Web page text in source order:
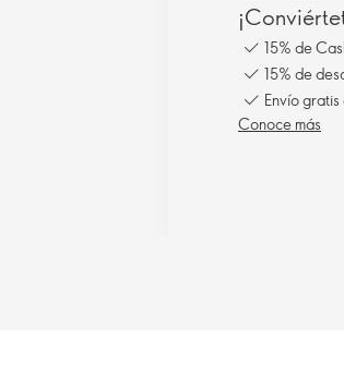
15% de
15% de
Conoce más